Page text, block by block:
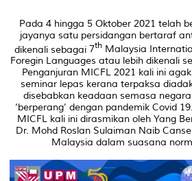
Pada 4 hingga 5 Oktober 2021 telah
jayanya satu persidangan bertaraf
dikenali sebagai 7thMalaysia
Foregin Languages atau lebih dikenali
Penganjuran MICFL 2021 kali ini
seminar lepas kerana terpaksa
disebabkan keadaan semasa
‘berperang’ dengan pandemik Covid
MICFL kali ini dirasmikan oleh Yang
Dr. Mohd Roslan Sulaiman Naib
Malaysia dalam suasana